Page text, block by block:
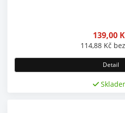
139,00
114,88 Kč
Detail